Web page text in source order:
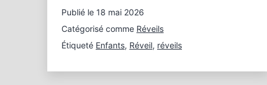
Publié le 18 mai 2026
Catégorisé comme Réveils
Étiqueté Enfants, Réveil, réveils